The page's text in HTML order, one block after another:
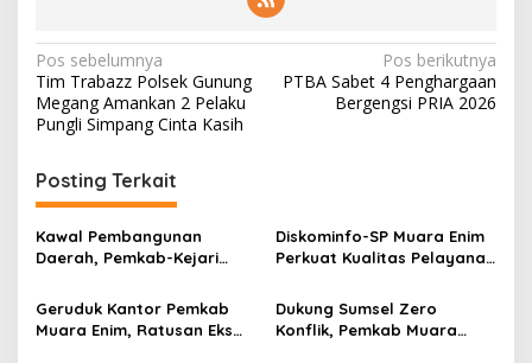
N
a
v
i
g
a
s
i
p
Pos sebelumnya
Tim Trabazz Polsek Gunung
Megang Amankan 2 Pelaku
Pungli Simpang Cinta Kasih
Pos berikutnya
PTBA Sabet 4 Penghargaan
Bergengsi PRIA 2026
Posting Terkait
Kawal Pembangunan
Daerah, Pemkab-Kejari
Pendampingan Hukum
Diskominfo-SP Muara Enim
Perkuat Kualitas Pelayanan
LAPOR dan PPID
Geruduk Kantor Pemkab
Muara Enim, Ratusan Eks
Dukung Sumsel Zero
Konflik, Pemkab Muara